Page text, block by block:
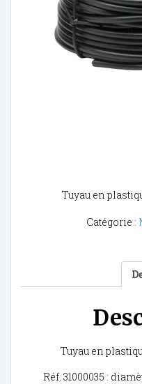
Tuyau en
Catégorie :
Tuyau en
Réf. 31000035 :